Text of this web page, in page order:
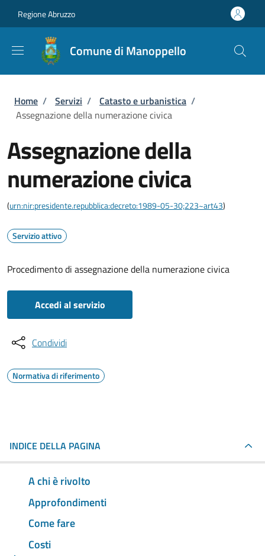
Regione Abruzzo
Comune di Manoppello
Briciole di pane
Home / Servizi / Catasto e urbanistica /
Assegnazione della numerazione civica
Assegnazione della
numerazione civica
(urn:nir:presidente.repubblica:decreto:1989-05-30;223~art43)
Servizio attivo
Procedimento di assegnazione della numerazione civica
Accedi al servizio
Condividi
Normativa di riferimento
INDICE DELLA PAGINA
A chi è rivolto
Approfondimenti
Come fare
Costi